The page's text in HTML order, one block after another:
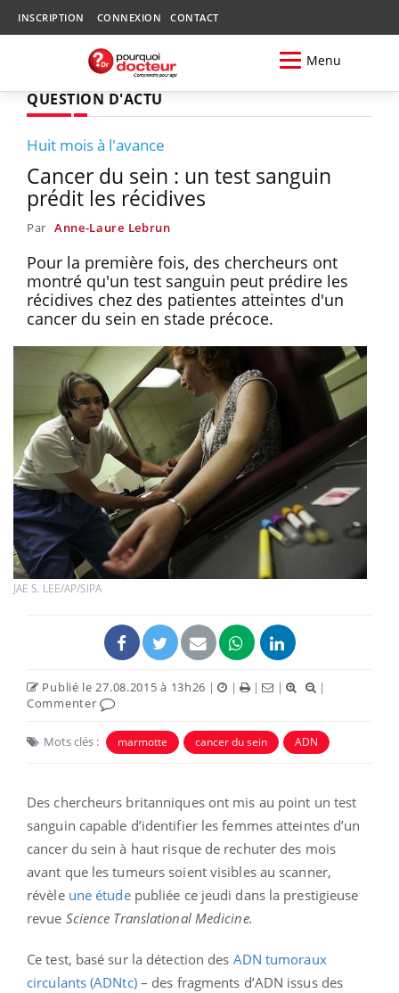
INSCRIPTION CONNEXION CONTACT
Menu
QUESTION D'ACTU
Huit mois à l'avance
Cancer du sein : un test sanguin
prédit les récidives
Par Anne-Laure Lebrun
Pour la première fois, des chercheurs ont
montré qu'un test sanguin peut prédire les
récidives chez des patientes atteintes d'un
cancer du sein en stade précoce.
JAE S. LEE/AP/SIPA
Publié le 27.08.2015 à 13h26 | | | |
|
Commenter
Mots clés : marmotte cancer du sein ADN
Des chercheurs britanniques ont mis au point un test
sanguin capable d’identifier les femmes atteintes d’un
cancer du sein à haut risque de rechuter des mois
avant que les tumeurs soient visibles au scanner,
révèle une étudepubliée ce jeudi dans la prestigieuse
revue Science Translational Medicine.
Ce test, basé sur la détection des ADN tumoraux
circulants (ADNtc)– des fragments d’ADN issus des